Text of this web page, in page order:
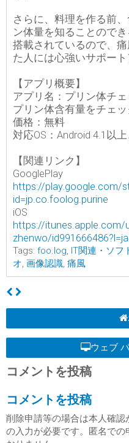
さらに、料理を作る前
ン体量を知ることので
搭載されているので、
た人には心強いサポー
【アプリ概要】
アプリ名：プリン体チ
プリン体含有量をチェッ
価格：無料
対応OS：Android 4.1以
【関連リンク】
GooglePlay
https://play.google.com/
id=jp.co.foolog.purine
iOS
https://itunes.apple.com/
zhenwo/
Tags: foo.log, IT関連・ソフ
オ, 画像認識, 痛風
ウェブ
コメントを投稿
コメントを投稿
削除申請等の場合は本人確認
の入力が必要です。匿名での